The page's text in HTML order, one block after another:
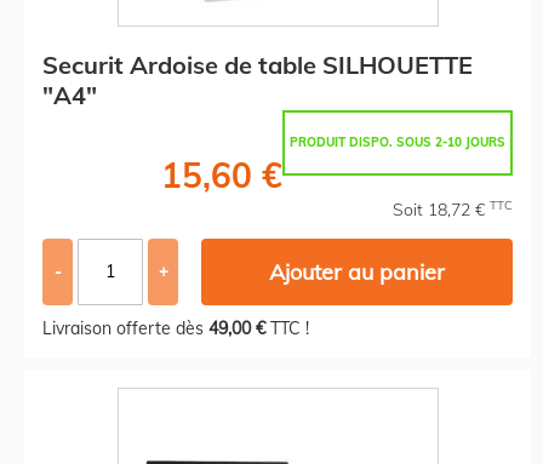
Securit Ardoise de table SILHOUETTE
"A4"
PRODUIT DISPO. SOUS 2-10 JOURS
15,60 €
Soit 18,72 € TTC
- + Ajouter au panier
Livraison offerte dès 49,00 €TTC !